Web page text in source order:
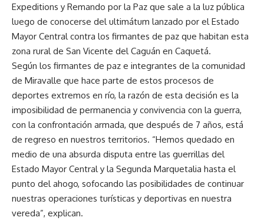
Expeditions y Remando por la Paz que sale a la luz pública
luego de conocerse del ultimátum lanzado por el Estado
Mayor Central contra los firmantes de paz que habitan esta
zona rural de San Vicente del Caguán en Caquetá.
Según los firmantes de paz e integrantes de la comunidad
de Miravalle que hace parte de estos procesos de
deportes extremos en río, la razón de esta decisión es la
imposibilidad de permanencia y convivencia con la guerra,
con la confrontación armada, que después de 7 años, está
de regreso en nuestros territorios. “Hemos quedado en
medio de una absurda disputa entre las guerrillas del
Estado Mayor Central y la Segunda Marquetalia hasta el
punto del ahogo, sofocando las posibilidades de continuar
nuestras operaciones turísticas y deportivas en nuestra
vereda”, explican.